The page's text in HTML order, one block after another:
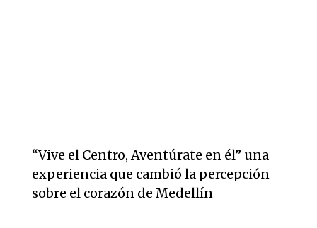
“Vive el Centro, Aventúrate en él” una
experiencia que cambió la percepción
sobre el corazón de Medellín